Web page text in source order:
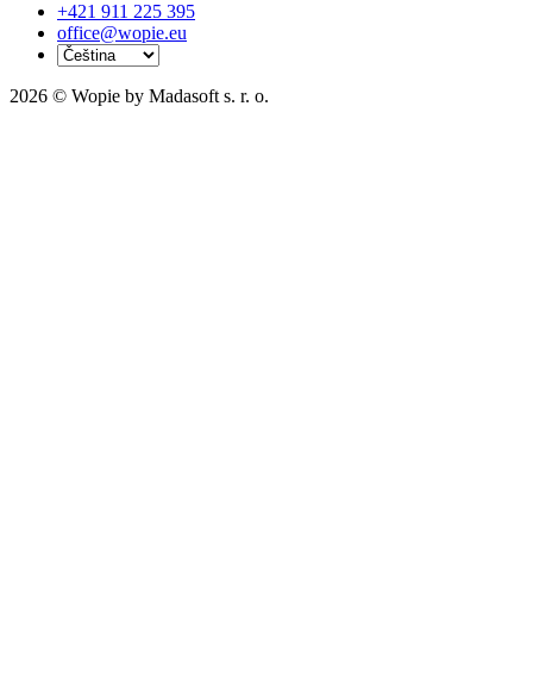
+421 911 225 395
office@wopie.eu
2026 © Wopie by Madasoft s. r. o.